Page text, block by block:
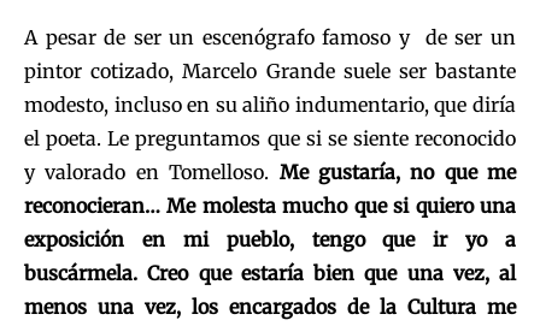
A pesar de ser un escenógrafo famoso y de ser un
pintor cotizado, Marcelo Grande suele ser bastante
modesto, incluso en su aliño indumentario, que diría
el poeta. Le preguntamos que si se siente reconocido
y valorado en Tomelloso. Me gustaría, no que me
reconocieran… Me molesta mucho que si quiero una
exposición en mi pueblo, tengo que ir yo a
buscármela. Creo que estaría bien que una vez, al
menos una vez, los encargados de la Cultura me